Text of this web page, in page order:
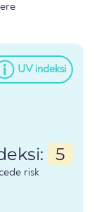
UV indeksi
5
risk